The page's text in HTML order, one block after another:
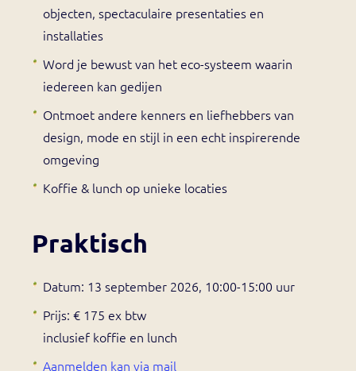
objecten, spectaculaire presentaties en
installaties
Word je bewust van het eco-systeem waarin
iedereen kan gedijen
Ontmoet andere kenners en liefhebbers van
design, mode en stijl in een echt inspirerende
omgeving
Koffie & lunch op unieke locaties
Praktisch
Datum: 13 september 2026, 10:00-15:00 uur
Prijs: € 175 ex btw
inclusief koffie en lunch
Aanmelden kan via mail